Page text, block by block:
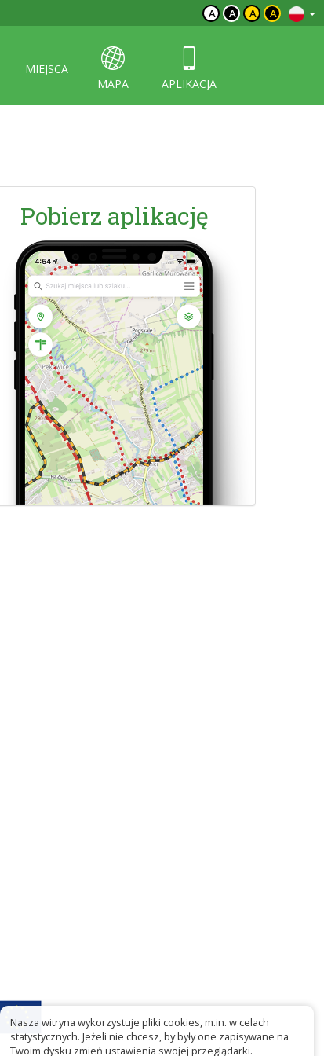
A A A A
MIEJSCA
MAPA
APLIKACJA
Pobierz aplikację
Nasza witryna wykorzystuje pliki cookies, m.in. w celach
statystycznych. Jeżeli nie chcesz, by były one zapisywane na
Twoim dysku zmień ustawienia swojej przeglądarki.